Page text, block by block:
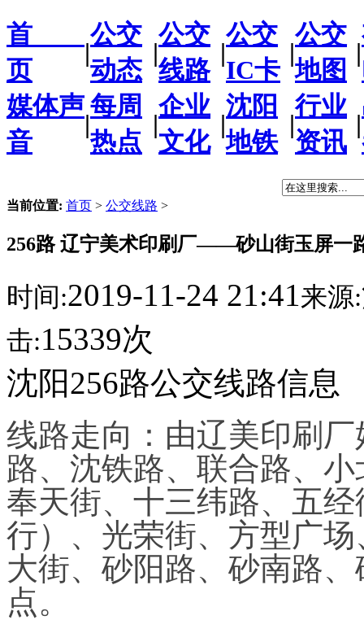
首
页
|
公交
动态
|
公交
线路
|
公交
IC卡
|
公交
地图
|
媒体声
音
|
每周
热点
|
企业
文化
|
沈阳
地铁
|
行业
资讯
|
当前位置: 首页 > 公交线路 >
256路 辽宁美术印刷厂——砂山街玉屏一
时间:2019-11-24 21:41来源:
击:15339次
沈阳256路公交线路信息
线路走向：由辽美印刷
路、沈铁路、联合路、
奉天街、十三纬路、五
行）、光荣街、方型广
大街、砂阳路、砂南路
点。